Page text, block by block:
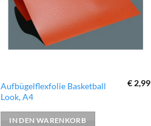
Aufbügelflexfolie Basketball
Look, A4
€2,99
IN DEN WARENKORB